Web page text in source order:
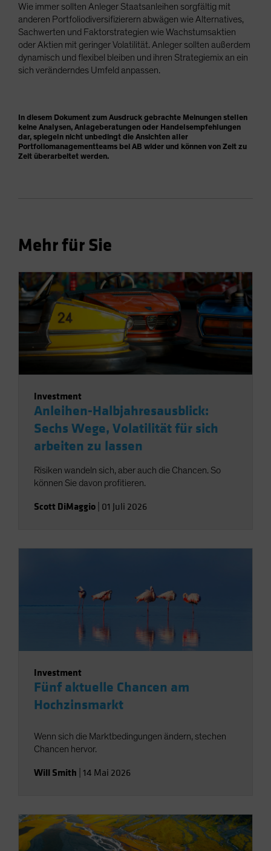
Wie immer sollten Anleger Staatsanleihen sorgfältig mit
anderen Portfoliodiversifizierern abwägen wie Alternatives,
Sachwerten und Faktorstrategien wie Wachstumsaktien
oder Aktien mit geringer Volatilität. Anleger sollten außerdem
dynamisch und flexibel bleiben und ihren Strategiemix an ein
sich veränderndes Umfeld anpassen.
In diesem Dokument zum Ausdruck gebrachte Meinungen stellen
keine Analysen, Anlageberatungen oder Handelsempfehlungen
dar, spiegeln nicht unbedingt die Ansichten aller
Portfoliomanagementteams bei AB wider und können von Zeit zu
Zeit überarbeitet werden.
Mehr für Sie
Investment
Anleihen-Halbjahresausblick:
Sechs Wege, Volatilität für sich
arbeiten zu lassen
Risiken wandeln sich, aber auch die Chancen. So
können Sie davon profitieren.
Scott DiMaggio 01 Juli 2026
Investment
Fünf aktuelle Chancen am
Hochzinsmarkt
Wenn sich die Marktbedingungen ändern, stechen
Chancen hervor.
Will Smith 14 Mai 2026